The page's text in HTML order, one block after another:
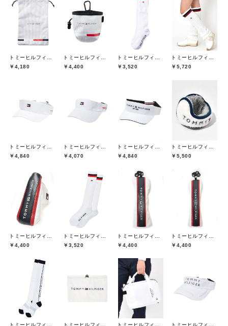
￥4,180
￥4,400
￥3,520
￥5,720
￥4,840
￥4,070
￥4,840
￥5,500
￥4,400
￥3,520
￥4,400
￥4,400